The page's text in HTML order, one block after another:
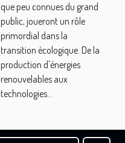
que peu connues du grand
public, joueront un rôle
primordial dans la
transition écologique. De la
production d'énergies
renouvelables aux
technologies...